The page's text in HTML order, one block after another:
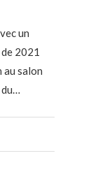
un
2021
au salon
du…